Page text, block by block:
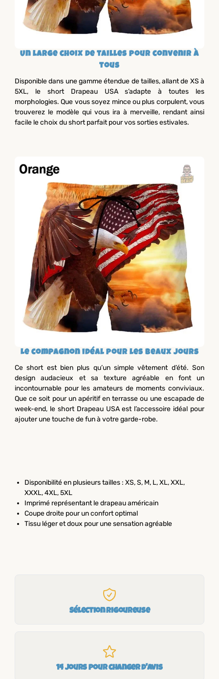
Un large choix de tailles pour convenir à
tous
Disponible dans une gamme étendue de tailles, allant de XS à
5XL, le short Drapeau USA s’adapte à toutes les
morphologies. Que vous soyez mince ou plus corpulent, vous
trouverez le modèle qui vous ira à merveille, rendant ainsi
facile le choix du short parfait pour vos sorties estivales.
Le compagnon idéal pour les beaux jours
Ce short est bien plus qu’un simple vêtement d’été. Son
design audacieux et sa texture agréable en font un
incontournable pour les amateurs de moments conviviaux.
Que ce soit pour un apéritif en terrasse ou une escapade de
week-end, le short Drapeau USA est l’accessoire idéal pour
ajouter une touche de fun à votre garde-robe.
Disponibilité en plusieurs tailles : XS, S, M, L, XL, XXL,
XXXL, 4XL, 5XL
Imprimé représentant le drapeau américain
Coupe droite pour un confort optimal
Tissu léger et doux pour une sensation agréable
Sélection rigoureuse
14 jours pour changer d'avis